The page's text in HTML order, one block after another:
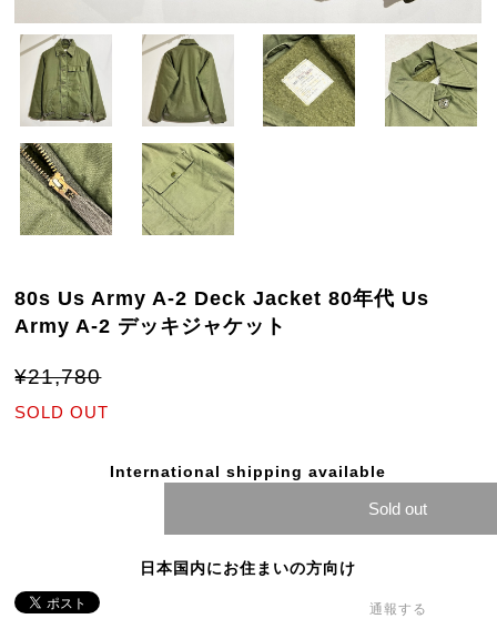
80s Us Army A-2 Deck Jacket 80年代 Us
Army A-2 デッキジャケット
¥21,780
SOLD OUT
International shipping available
Sold out
日本国内にお住まいの方向け
通報する